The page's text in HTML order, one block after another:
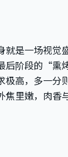
是一场视觉
后阶段的“
高，多一分
焦里嫩，肉香